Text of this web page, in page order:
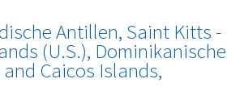
Antillen, Saint Kitts -
(U.S.), Dominikanische
Caicos Islands,